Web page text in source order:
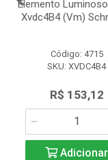
Elemento
Xvdc4B4 (Vm)
Código: 4715
SKU: XVDC4B4
R$ 153,12
Adicionar